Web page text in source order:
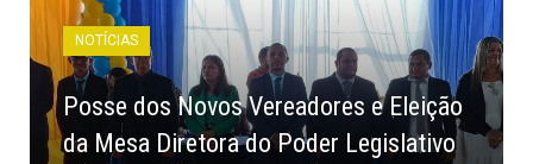
NOTÍCIAS
Posse dos Novos Vereadores e Eleição
da Mesa Diretora do Poder Legislativo